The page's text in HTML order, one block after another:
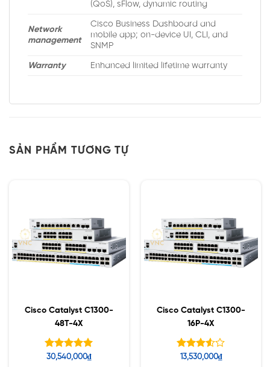
(QoS), sFlow, dynamic routing
Network
management
Cisco Business Dashboard and
mobile app; on-device UI, CLI, and
SNMP
Warranty Enhanced limited lifetime warranty
SẢN PHẨM TƯƠNG TỰ
Cisco Catalyst C1300-
48T-4X
Được xếp
30,540,000₫
Cisco Catalyst C1300-
16P-4X
Được
13,530,000₫